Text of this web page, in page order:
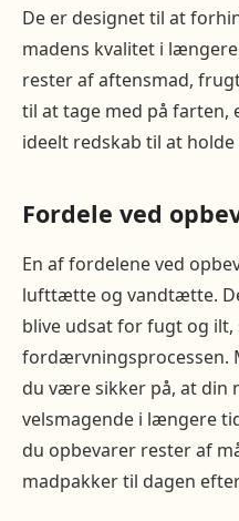
De er designet til at
madens kvalitet i
rester af aftensmad,
til at tage med på farten,
ideelt redskab til at
Fordele ved
En af fordelene ved
lufttætte og vandtætte.
blive udsat for fugt og
fordærvningsprocessen.
du være sikker på, at din
velsmagende i længere
du opbevarer rester af
madpakker til dagen